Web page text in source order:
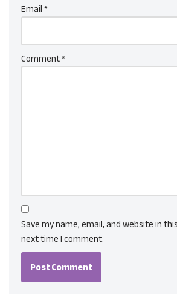
Email*
Comment*
Save my name, email, and website in
next time I comment.